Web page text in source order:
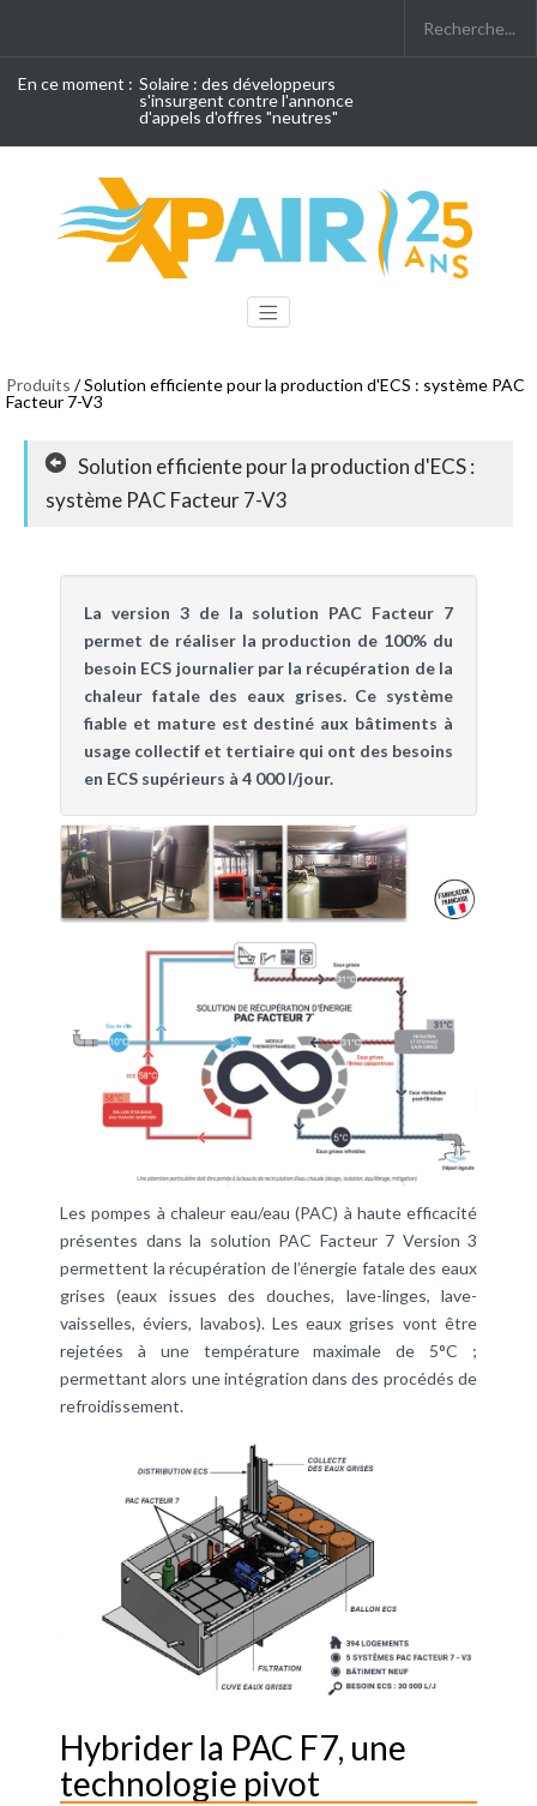
En ce moment : Solaire : des développeurs
s'insurgent contre l'annonce
d'appels d'offres "neutres"
Produits / Solution efficiente pour la production d'ECS : système PAC
Facteur 7-V3
Solution efficiente pour la production d'ECS :
système PAC Facteur 7-V3
La version 3 de la solution PAC Facteur 7
permet de réaliser la production de 100% du
besoin ECS journalier par la récupération de la
chaleur fatale des eaux grises. Ce système
fiable et mature est destiné aux bâtiments à
usage collectif et tertiaire qui ont des besoins
en ECS supérieurs à 4 000 l/jour.
Les pompes à chaleur eau/eau (PAC) à haute efficacité
présentes dans la solution PAC Facteur 7 Version 3
permettent la récupération de l’énergie fatale des eaux
grises (eaux issues des douches, lave-linges, lave-
vaisselles, éviers, lavabos). Les eaux grises vont être
rejetées à une température maximale de 5°C ;
permettant alors une intégration dans des procédés de
refroidissement.
Hybrider la PAC F7, une
technologie pivot